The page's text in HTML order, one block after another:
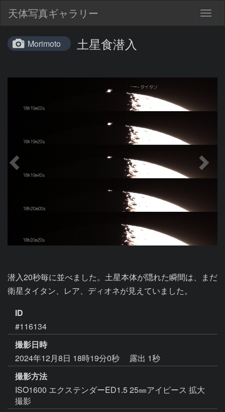
天体写真ギャラリー
Morimoto 土星食潜入
潜入20秒毎に並べました。土星本体が隠れた瞬間は、まだ
衛星タイタン、レア、ディオネが見えていました。
ID
#116134
撮影日時
2024年12月8日 18時19分0秒
露出 1秒
撮影方法
ISO1600 エクステンダーED1.5 25㎜アイピース 拡大
撮影